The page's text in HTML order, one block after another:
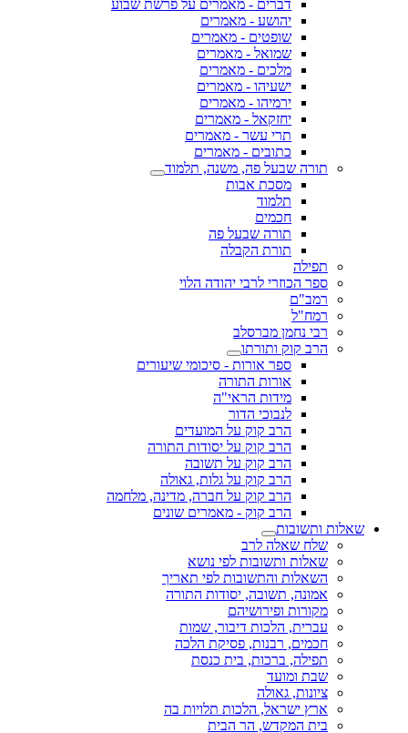
דברים - מאמרים על פרשת שבוע
יהושע - מאמרים
שופטים - מאמרים
שמואל - מאמרים
מלכים - מאמרים
ישעיהו - מאמרים
ירמיהו - מאמרים
יחזקאל - מאמרים
תרי עשר - מאמרים
כתובים - מאמרים
תורה שבעל פה, משנה, תלמוד
מסכת אבות
תלמוד
חכמים
תורה שבעל פה
תורת הקבלה
תפילה
ספר הכוזרי לרבי יהודה הלוי
רמב"ם
רמח"ל
רבי נחמן מברסלב
הרב קוק ותורתו
ספר אורות - סיכומי שיעורים
אורות התורה
מידות הראי"ה
לנבוכי הדור
הרב קוק על המועדים
הרב קוק על יסודות התורה
הרב קוק על תשובה
הרב קוק על גלות, גאולה
הרב קוק על חברה, מדינה, מלחמה
הרב קוק - מאמרים שונים
שאלות ותשובות
שלח שאלה לרב
שאלות ותשובות לפי נושא
השאלות והתשובות לפי תאריך
אמונה, תשובה, יסודות התורה
מקורות ופירושיהם
עברית, הלכות דיבור, שמות
חכמים, רבנות, פסיקת הלכה
תפילה, ברכות, בית כנסת
שבת ומועד
ציונות, גאולה
ארץ ישראל, הלכות תלויות בה
בית המקדש, הר הבית